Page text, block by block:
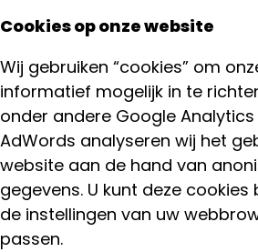
Cookies op onze website
Wij gebruiken “cookies” om
informatief mogelijk in te
onder andere Google
AdWords analyseren wij het
website aan de hand van
gegevens. U kunt deze
de instellingen van uw
passen.